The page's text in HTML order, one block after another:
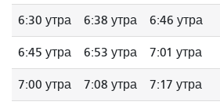
6:30 утра 6:38 утра 6:46 утра
6:45 утра 6:53 утра 7:01 утра
7:00 утра 7:08 утра 7:17 утра